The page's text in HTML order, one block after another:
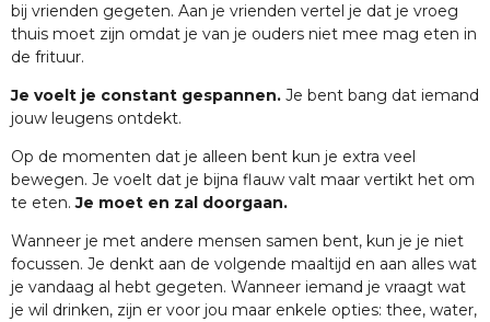
bij vrienden gegeten. Aan je vrienden vertel je dat je vroeg
thuis moet zijn omdat je van je ouders niet mee mag eten in
de frituur.
Je voelt je constant gespannen. Je bent bang dat iemand
jouw leugens ontdekt.
Op de momenten dat je alleen bent kun je extra veel
bewegen. Je voelt dat je bijna flauw valt maar vertikt het om
te eten.Je moet en zal doorgaan.
Wanneer je met andere mensen samen bent, kun je je niet
focussen. Je denkt aan de volgende maaltijd en aan alles wat
je vandaag al hebt gegeten. Wanneer iemand je vraagt wat
je wil drinken, zijn er voor jou maar enkele opties: thee, water,